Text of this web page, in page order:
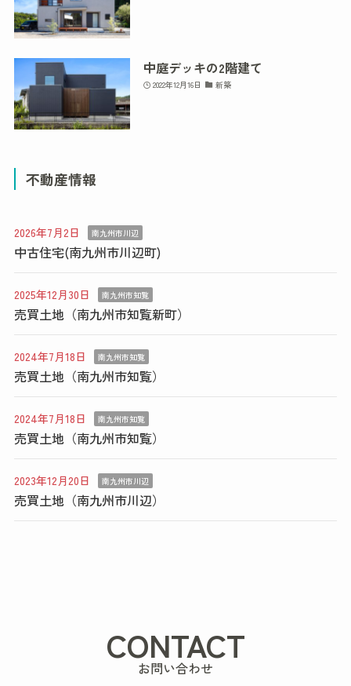
中庭デッキの2階建て
2022年12月16日 新築
不動産情報
2026年7月2日 南九州市川辺
中古住宅(南九州市川辺町)
2025年12月30日 南九州市知覧
売買土地（南九州市知覧新町）
2024年7月18日 南九州市知覧
売買土地（南九州市知覧）
2024年7月18日 南九州市知覧
売買土地（南九州市知覧）
2023年12月20日 南九州市川辺
売買土地（南九州市川辺）
CONTACT
お問い合わせ